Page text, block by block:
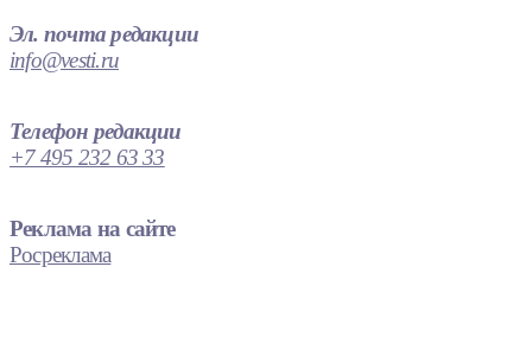
Эл. почта редакции
info@vesti.ru
Телефон редакции
+7 495 232 63 33
Реклама на сайте
Росреклама